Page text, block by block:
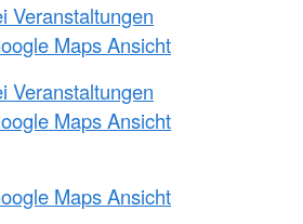
Veranstaltungen
Maps Ansicht
Veranstaltungen
Maps Ansicht
Maps Ansicht